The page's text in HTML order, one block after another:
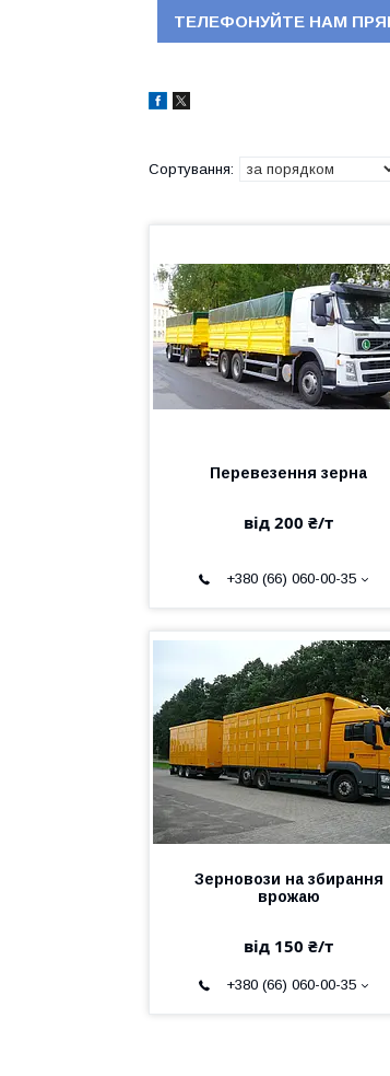
ТЕЛЕФОНУЙТЕ НАМ
Перевезення зерна
від 200 ₴/т
+380 (66) 060-00-35
Зерновози на збирання
врожаю
від 150 ₴/т
+380 (66) 060-00-35